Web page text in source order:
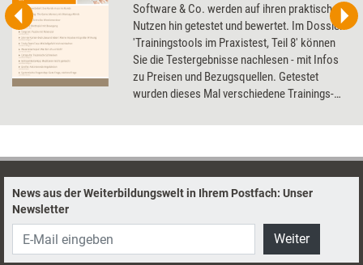
Software & Co. werden auf ihren praktischen
Nutzen hin getestet und bewertet. Im Dossier
'Trainingstools im Praxistest, Teil 8' können
Sie die Testergebnisse nachlesen - mit Infos
zu Preisen und Bezugsquellen. Getestet
wurden dieses Mal verschiedene Trainings-
News aus der Weiterbildungswelt in Ihrem Postfach: Unser
Newsletter
Weiter